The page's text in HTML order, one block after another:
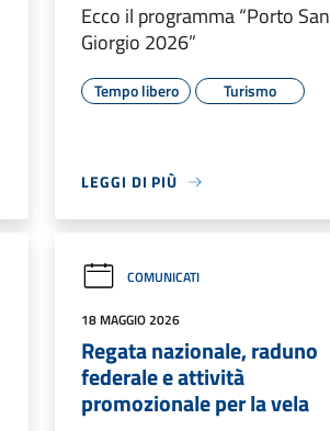
Ecco il programma “Porto San
Giorgio 2026”
Tempo libero Turismo
LEGGI DI PIÙ
COMUNICATI
18 MAGGIO 2026
Regata nazionale, raduno
federale e attività
promozionale per la vela